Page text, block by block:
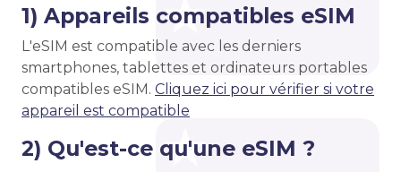
1) Appareils compatibles eSIM
L'eSIM est compatible avec les derniers
smartphones, tablettes et ordinateurs portables
compatibles eSIM. Cliquez ici pour vérifier si votre
appareil est compatible
2) Qu'est-ce qu'une eSIM ?